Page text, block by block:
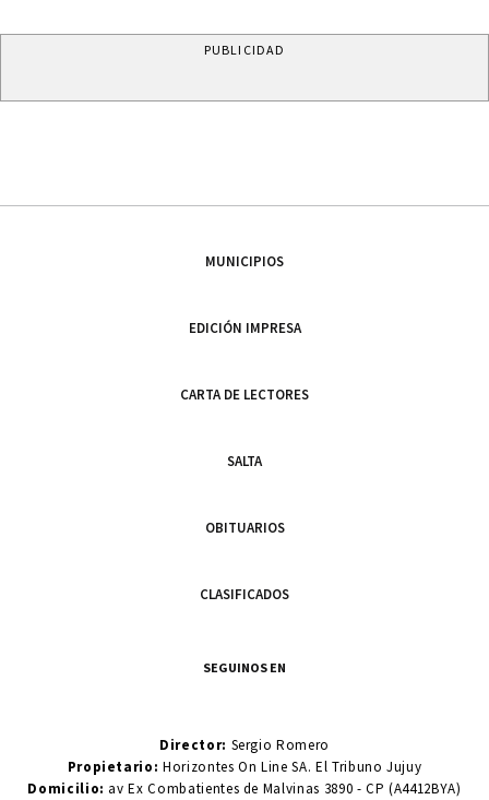
PUBLICIDAD
MUNICIPIOS
EDICIÓN IMPRESA
CARTA DE LECTORES
SALTA
OBITUARIOS
CLASIFICADOS
SEGUINOS EN
Director: Sergio Romero
Propietario:Horizontes On Line SA. El Tribuno Jujuy
Domicilio: av Ex Combatientes de Malvinas 3890 - CP (A4412BYA)